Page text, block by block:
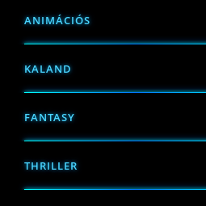
ANIMÁCIÓS
KALAND
FANTASY
THRILLER